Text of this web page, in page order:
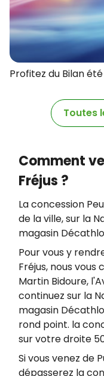
Profitez du Bilan
Toutes
Comment
Fréjus ?
La concession
de la ville, sur la
magasin
Pour vous y
Fréjus, nous
Martin Bidoure,
continuez sur la
magasin
rond point. la
sur votre droite
Si vous venez de
dépasserez la